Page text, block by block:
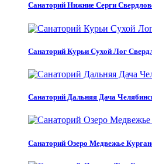
Санаторий Нижние Серги
Санаторий Курьи Сухой Лог
Санаторий Дальняя Дача
Санаторий Озеро Медвежье